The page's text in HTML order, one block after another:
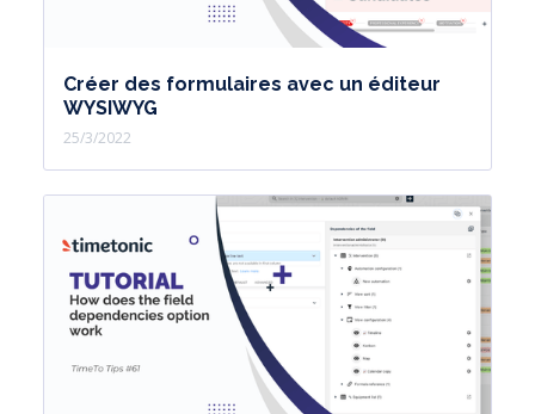
Créer des formulaires avec un éditeur
WYSIWYG
25/3/2022